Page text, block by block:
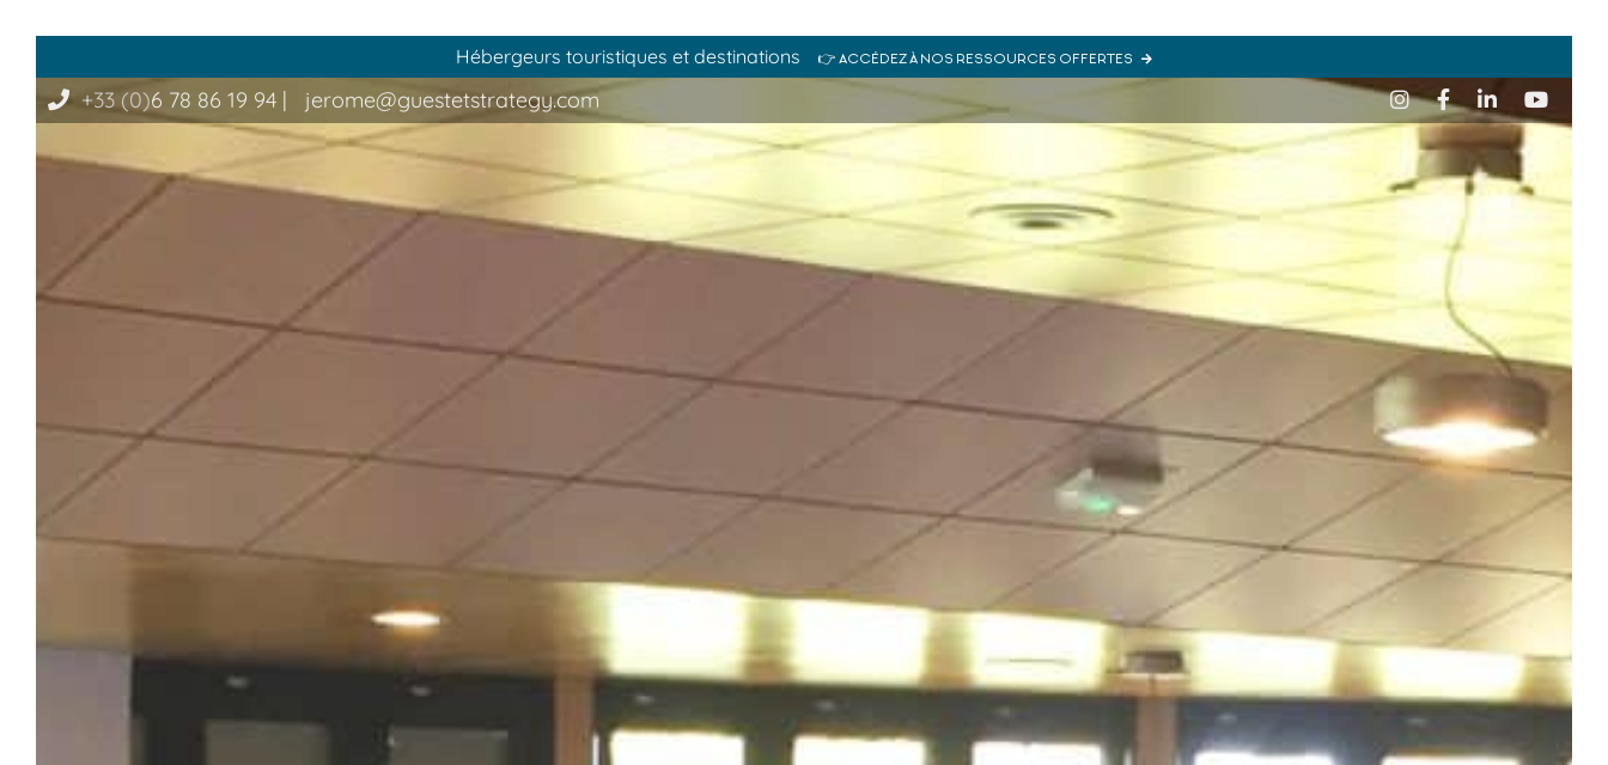
Hébergeurs touristiques et destinations 👉 ACCÉDEZ À NOS RESSOURCES OFFERTES
+33 (0)6 78 86 19 94 | jerome@guestetstrategy.com